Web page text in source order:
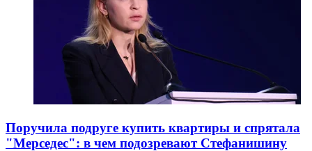
Поручила подруге купить квартиры и спрятала
"Мерседес": в чем подозревают Стефанишину